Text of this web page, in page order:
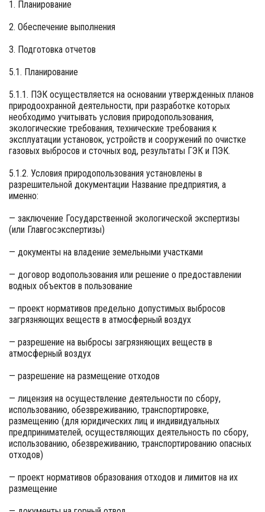
1. Планирование
2. Обеспечение выполнения
3. Подготовка отчетов
5.1. Планирование
5.1.1. ПЭК осуществляется на основании утвержденных планов
природоохранной деятельности, при разработке которых
необходимо учитывать условия природопользования,
экологические требования, технические требования к
эксплуатации установок, устройств и сооружений по очистке
газовых выбросов и сточных вод, результаты ГЭК и ПЭК.
5.1.2. Условия природопользования установлены в
разрешительной документации Название предприятия, а
именно:
— заключение Государственной экологической экспертизы
(или Главгосэкспертизы)
— документы на владение земельными участками
— договор водопользования или решение о предоставлении
водных объектов в пользование
— проект нормативов предельно допустимых выбросов
загрязняющих веществ в атмосферный воздух
— разрешение на выбросы загрязняющих веществ в
атмосферный воздух
— разрешение на размещение отходов
— лицензия на осуществление деятельности по сбору,
использованию, обезвреживанию, транспортировке,
размещению (для юридических лиц и индивидуальных
предпринимателей, осуществляющих деятельность по сбору,
использованию, обезвреживанию, транспортированию опасных
отходов)
— проект нормативов образования отходов и лимитов на их
размещение